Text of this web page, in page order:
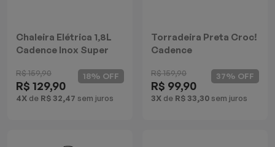
Chaleira Elétrica 1,8L
Cadence Inox Super
R$ 159,90
R$ 129,90
4X de R$ 32,47 sem juros
18% OFF
Torradeira Preta Croc!
Cadence
R$ 159,90
R$ 99,90
3X de R$ 33,30 sem juros
37% OFF